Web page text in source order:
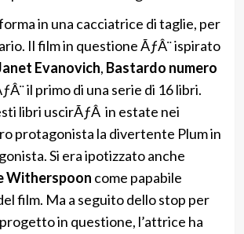
in una cacciatrice di taglie, per
Il film in questione ÃƒÂ¨ ispirato
Evanovich, Bastardo numero
il primo di una serie di 16 libri.
libri uscirÃƒÂ in estate nei
protagonista la divertente Plum in
Si era ipotizzato anche
Witherspoon come papabile
film. Ma a seguito dello stop per
in questione, l’attrice ha